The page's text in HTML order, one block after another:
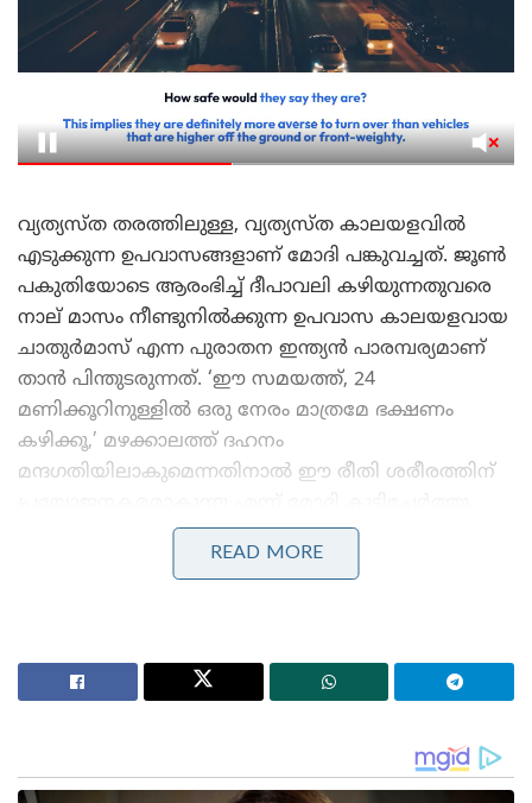
വ്യത്യസ്ത തരത്തിലുള്ള, വ്യത്യസ്ത കാലയളവിൽ
എടുക്കുന്ന ഉപവാസങ്ങളാണ് മോദി പങ്കുവച്ചത്. ജൂൺ
പകുതിയോടെ ആരംഭിച്ച് ദീപാവലി കഴിയുന്നതുവരെ
നാല് മാസം നീണ്ടുനിൽക്കുന്ന ഉപവാസ കാലയളവായ
ചാതുർമാസ് എന്ന പുരാതന ഇന്ത്യൻ പാരമ്പര്യമാണ്
താൻ പിന്തുടരുന്നത്. ‘ഈ സമയത്ത്, 24
മണിക്കൂറിനുള്ളിൽ ഒരു നേരം മാത്രമേ ഭക്ഷണം
കഴിക്കൂ,’ മഴക്കാലത്ത് ദഹനം
മന്ദഗതിയിലാകുമെന്നതിനാൽ ഈ രീതി ശരീരത്തിന്
നവരാത്രി വ്രതത്തെക്കുറിച്ചും മോദി സംസാരിച്ചു .
അവിടെ ഭക്ഷണം പൂർണ്ണമായും ഉപേക്ഷിക്കുകയും
എന്റെ ദിനചര്യയുടെ ഭാഗമാണ് എന്നും അദ്ദേഹം
പറഞ്ഞു.
READ MORE